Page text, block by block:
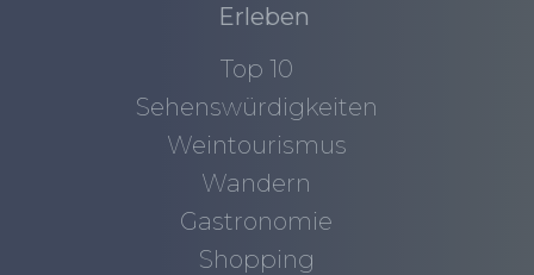
Erleben
Top 10
Sehenswürdigkeiten
Weintourismus
Wandern
Gastronomie
Shopping